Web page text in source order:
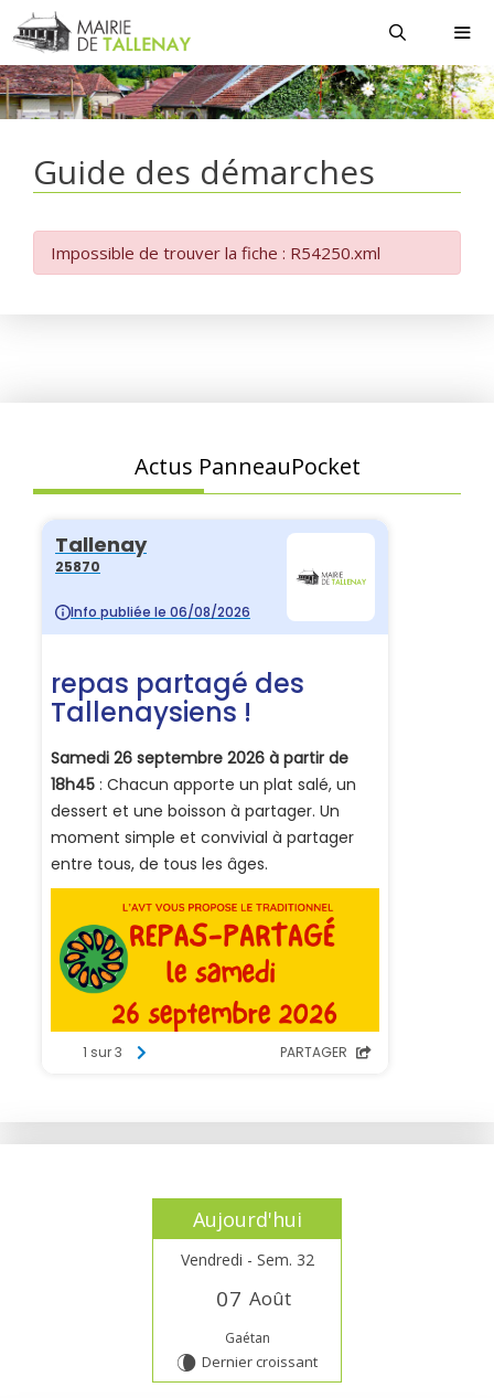
Aller
au
contenu
Guide des démarches
Impossible de trouver la fiche : R54250.xml
Actus PanneauPocket
Aujourd'hui
Vendredi - Sem. 32
07 Août
Gaétan
V Dernier croissant